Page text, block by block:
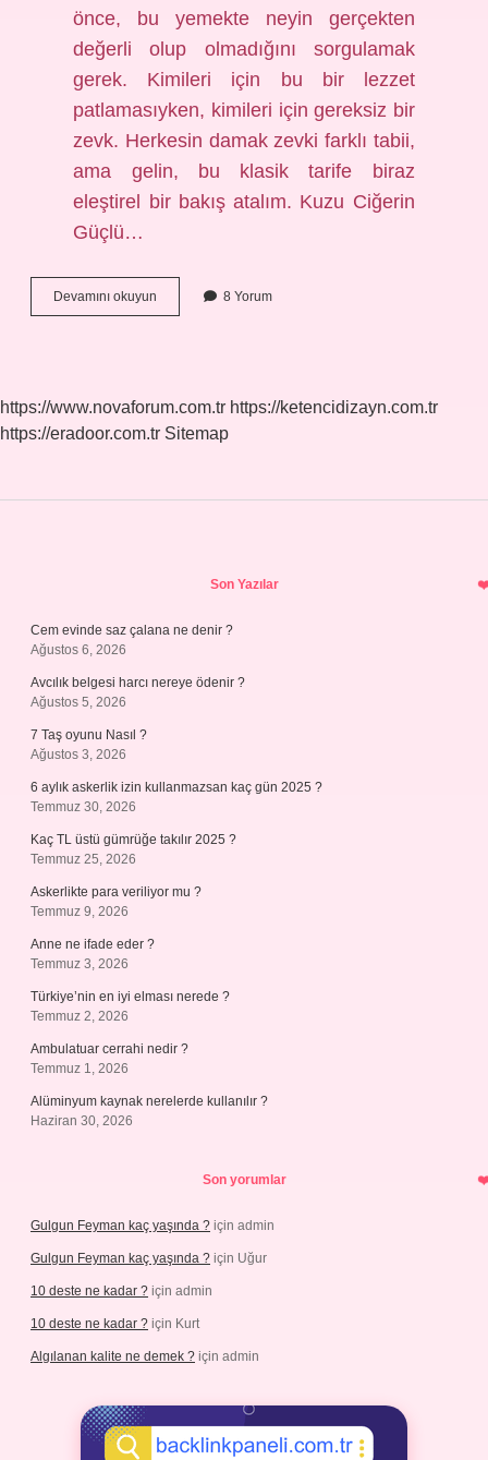
önce, bu yemekte neyin gerçekten
değerli olup olmadığını sorgulamak
gerek. Kimileri için bu bir lezzet
patlamasıyken, kimileri için gereksiz bir
zevk. Herkesin damak zevki farklı tabii,
ama gelin, bu klasik tarife biraz
eleştirel bir bakış atalım. Kuzu Ciğerin
Güçlü…
Devamını okuyun
ciğer
?
8 Yorum
https://www.novaforum.com.tr https://ketencidizayn.com.tr
https://eradoor.com.tr Sitemap
Son Yazılar
Cem evinde saz çalana ne denir ?
Ağustos 6, 2026
Avcılık belgesi harcı nereye ödenir ?
Ağustos 5, 2026
7 Taş oyunu Nasıl ?
Ağustos 3, 2026
6 aylık askerlik izin kullanmazsan kaç gün 2025 ?
Temmuz 30, 2026
Kaç TL üstü gümrüğe takılır 2025 ?
Temmuz 25, 2026
Askerlikte para veriliyor mu ?
Temmuz 9, 2026
Anne ne ifade eder ?
Temmuz 3, 2026
Türkiye’nin en iyi elması nerede ?
Temmuz 2, 2026
Ambulatuar cerrahi nedir ?
Temmuz 1, 2026
Alüminyum kaynak nerelerde kullanılır ?
Haziran 30, 2026
Son yorumlar
Gulgun Feyman kaç yaşında ? için admin
Gulgun Feyman kaç yaşında ? için Uğur
10 deste ne kadar ? için admin
10 deste ne kadar ? için Kurt
Algılanan kalite ne demek ? için admin